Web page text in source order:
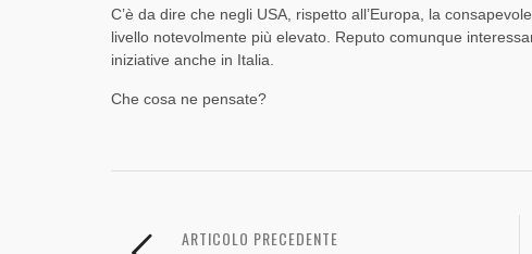
C’è da dire che negli USA, rispetto all’Europa, la
livello notevolmente più elevato. Reputo comunque
iniziative anche in Italia.
Che cosa ne pensate?
ARTICOLO PRECEDENTE